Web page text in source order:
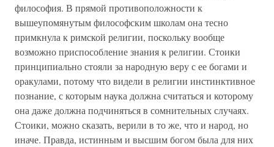
философия. В прямой противоположности к
вышеупомянутым философским школам она тесно
примкнула к римской религии, поскольку вообще
возможно приспособление знания к религии. Стоики
принципиально стояли за народную веру с ее богами и
оракулами, потому что видели в религии инстинктивное
познание, с которым наука должна считаться и которому
она даже должна подчиняться в сомнительных случаях.
Стоики, можно сказать, верили в то же, что и народ, но
иначе. Правда, истинным и высшим богом была для них